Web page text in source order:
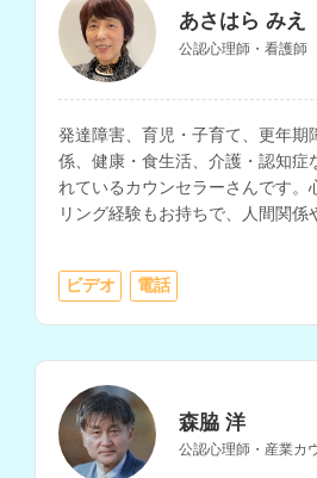
あさはら みえ
公認心理師・看護師
発達障害、育児・子育て、更年期
係、健康・食生活、介護・認知症
れているカウンセラーさんです。
リング経験もお持ちで、人間関係
ン、働き方、生きづらさ等の相
ビデオ 電話
森脇 洋
公認心理師・産業カ